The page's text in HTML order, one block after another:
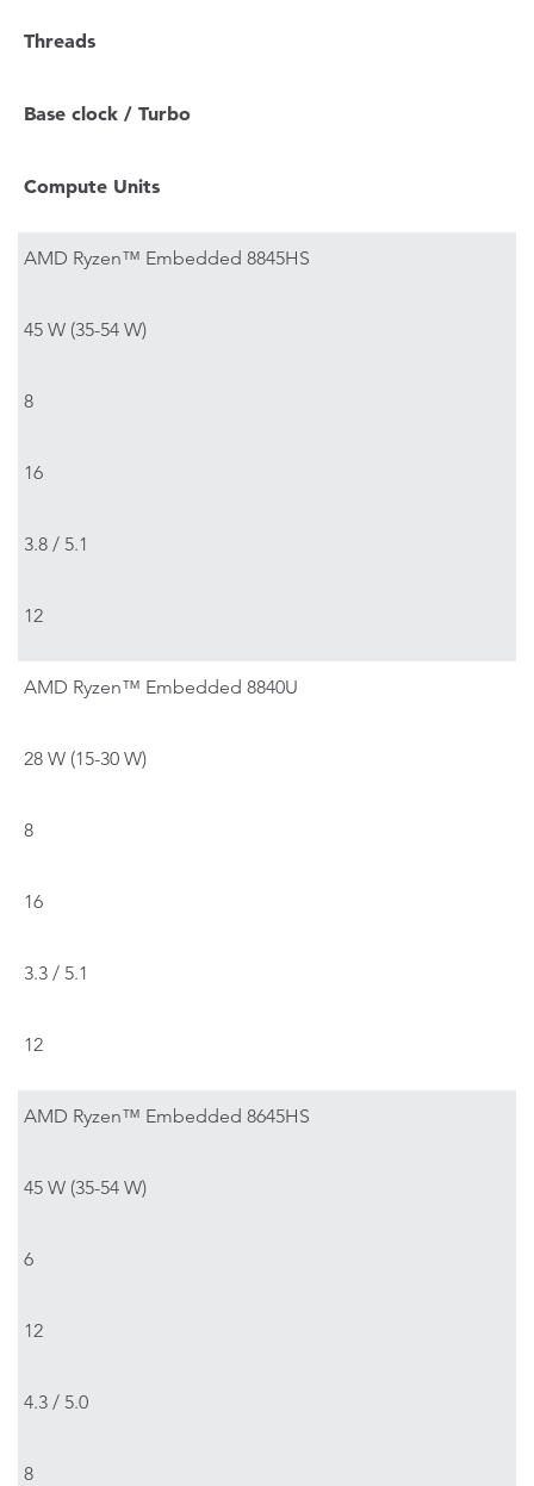
Threads
Base clock / Turbo
Compute Units
AMD Ryzen™ Embedded 8845HS
45 W (35-54 W)
8
16
3.8 / 5.1
12
AMD Ryzen™ Embedded 8840U
28 W (15-30 W)
8
16
3.3 / 5.1
12
AMD Ryzen™ Embedded 8645HS
45 W (35-54 W)
6
12
4.3 / 5.0
8